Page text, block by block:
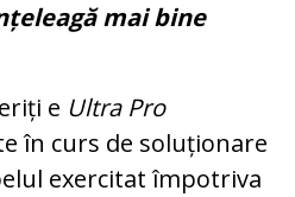
mai bine
e Ultra Pro
în curs de soluționare
exercitat împotriva